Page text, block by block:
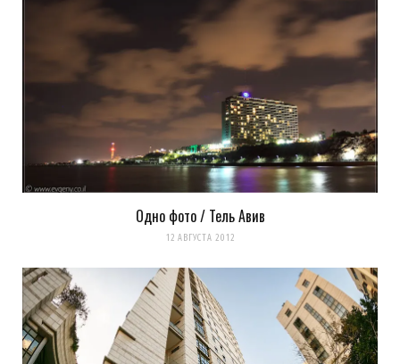
Одно фото / Тель Авив
12 АВГУСТА 2012